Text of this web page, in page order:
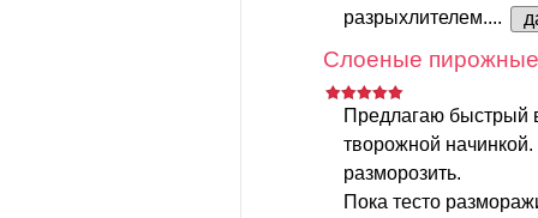
разрыхлителем....
Слоеные
Предлагаю быстрый
творожной
разморозить.
Пока тесто